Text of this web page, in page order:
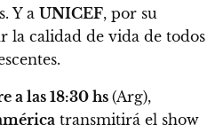
Y a UNICEF, por su
la calidad de vida de todos
a las 18:30 hs (Arg),
transmitirá el show